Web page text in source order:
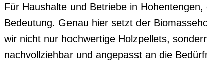
Für Haushalte und Betriebe in
Bedeutung. Genau hier setzt der
wir nicht nur hochwertige Holzpellets,
nachvollziehbar und angepasst an die